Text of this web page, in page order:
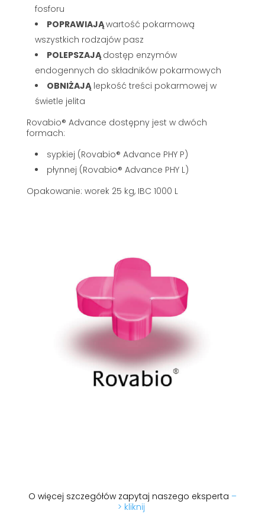
fosforu
POPRAWIAJĄwartość pokarmową
wszystkich rodzajów pasz
POLEPSZAJĄ dostęp enzymów
endogennych do składników pokarmowych
OBNIŻAJĄ lepkość treści pokarmowej w
świetle jelita
Rovabio® Advance dostępny jest w dwóch
formach:
sypkiej (Rovabio® Advance PHY P)
płynnej (Rovabio® Advance PHY L)
Opakowanie: worek 25 kg, IBC 1000 L
O więcej szczegółów zapytaj naszego eksperta –
> kliknij